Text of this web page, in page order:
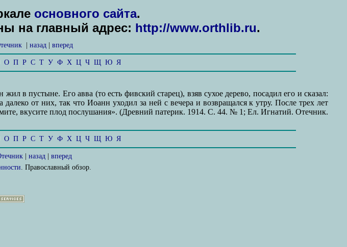
основного сайта.
на главный адрес: http://www.orthlib.ru.
| назад| вперед
О П Р С Т У Ф Х Ц Ч Щ Ю Я
в пустыне. Его авва (то есть фивский старец), взяв сухое дерево, посадил его и сказал:
от них, так что Иоанн уходил за ней с вечера и возвращался к утру. После трех лет
вкусите плод послушания». (Древний патерик. 1914. С. 44. № 1; Ел. Игнатий. Отечник.
О П Р С Т У Ф Х Ц Ч Щ Ю Я
| назад| вперед
. Православный обзор.